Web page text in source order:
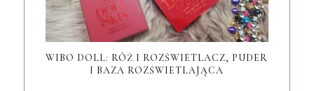
WIBO DOLL: RÓŻ I ROZŚWIETLACZ, PUDER
I BAZA ROZŚWIETLAJĄCA